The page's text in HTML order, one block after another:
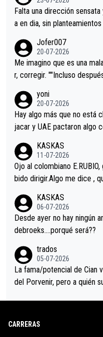
Falta una dirección
a en dia, sin
Minguez, Velez etc etc.Me
tristes sin victorias.
Jofer007
20-07-2026
Me imagino que es una
r, corregir. ""Incluso
permaneció pegado a su
a que era capaz de
yoni
20-07-2026
Hay algo más que no está
jacar y UAE pactaron algo
i sin pedalear, luego está el
mano de una manera muy
es en el hombro con que
eta, a ver si por querer
ción de podio UAE y
KASKAS
11-07-2026
Ojo al colombiano
bido
KASKAS
06-07-2026
Desde ayer no hay ningún
debroeks….porqué será??
trados
05-07-2026
La fama/potencial de Cian
del Porvenir, pero a quién
8.Lenny Martinez (Bahrein),
CARRERAS